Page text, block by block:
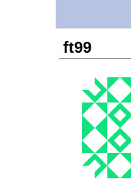
ft99